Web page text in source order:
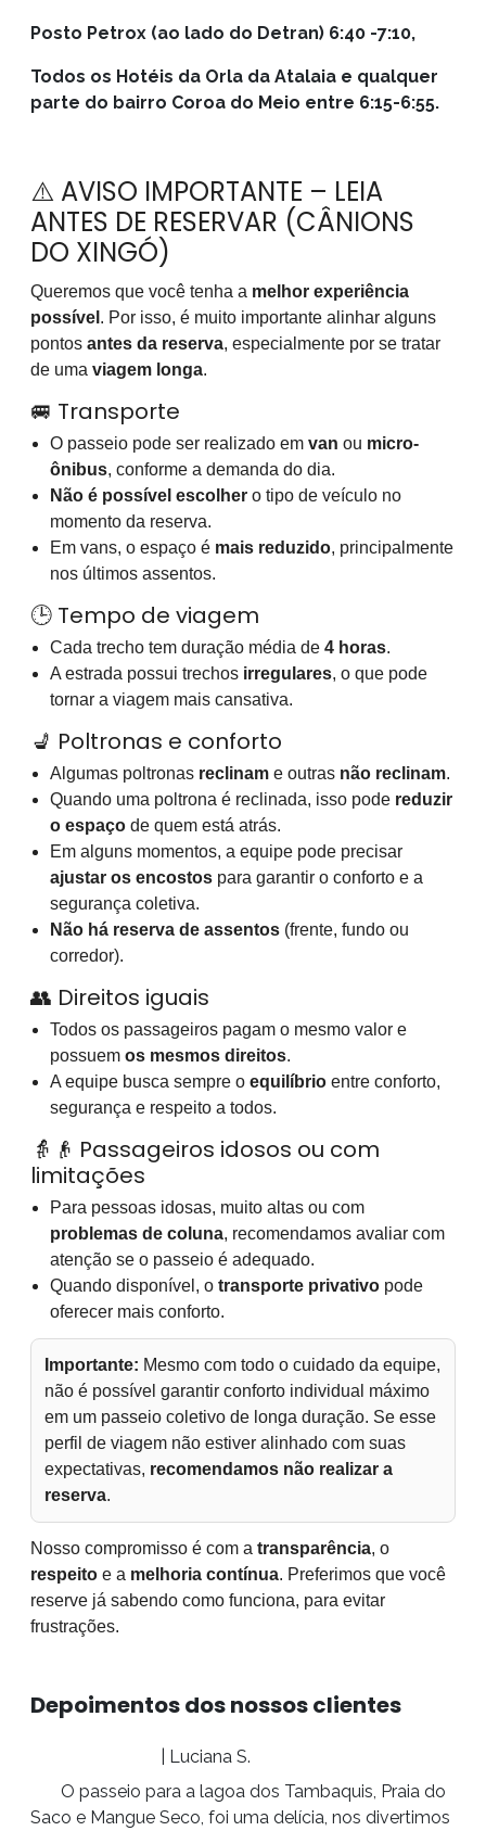
Posto Petrox (ao lado do Detran) 6:40 -7:10,
Todos os Hotéis da Orla da Atalaia e qualquer
parte do bairro Coroa do Meio entre 6:15-6:55.
⚠️ AVISO IMPORTANTE – LEIA
ANTES DE RESERVAR (CÂNIONS
DO XINGÓ)
Queremos que você tenha a melhor experiência
possível . Por isso, é muito importante alinhar alguns
pontos antes da reserva, especialmente por se tratar
de uma viagem longa.
🚐 Transporte
O passeio pode ser realizado em van ou micro-
ônibus, conforme a demanda do dia.
Não é possível escolher o tipo de veículo no
momento da reserva.
Em vans, o espaço é mais reduzido, principalmente
nos últimos assentos.
🕒 Tempo de viagem
Cada trecho tem duração média de 4 horas.
A estrada possui trechos irregulares, o que pode
tornar a viagem mais cansativa.
💺 Poltronas e conforto
Algumas poltronas reclinam e outras não reclinam.
Quando uma poltrona é reclinada, isso pode reduzir
o espaço de quem está atrás.
Em alguns momentos, a equipe pode precisar
ajustar os encostos para garantir o conforto e a
segurança coletiva.
Não há reserva de assentos (frente, fundo ou
corredor).
👥 Direitos iguais
Todos os passageiros pagam o mesmo valor e
possuem os mesmos direitos.
A equipe busca sempre o equilíbrio entre conforto,
segurança e respeito a todos.
👵👴 Passageiros idosos ou com
limitações
Para pessoas idosas, muito altas ou com
problemas de coluna, recomendamos avaliar com
atenção se o passeio é adequado.
Quando disponível, o transporte privativo pode
oferecer mais conforto.
Importante: Mesmo com todo o cuidado da equipe,
não é possível garantir conforto individual máximo
em um passeio coletivo de longa duração. Se esse
perfil de viagem não estiver alinhado com suas
expectativas, recomendamos não realizar a
reserva.
Nosso compromisso é com a transparência, o
respeito e a melhoria contínua. Preferimos que você
reserve já sabendo como funciona, para evitar
frustrações.
Depoimentos dos nossos clientes
| Luciana S.
O passeio para a lagoa dos Tambaquis, Praia do
Saco e Mangue Seco, foi uma delícia, nos divertimos